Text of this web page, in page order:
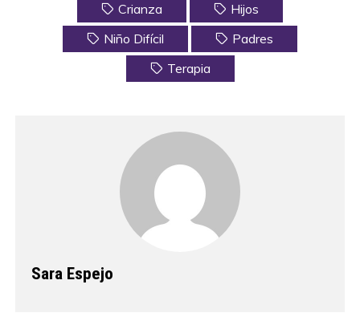
Crianza
Hijos
Niño Difícil
Padres
Terapia
Sara Espejo